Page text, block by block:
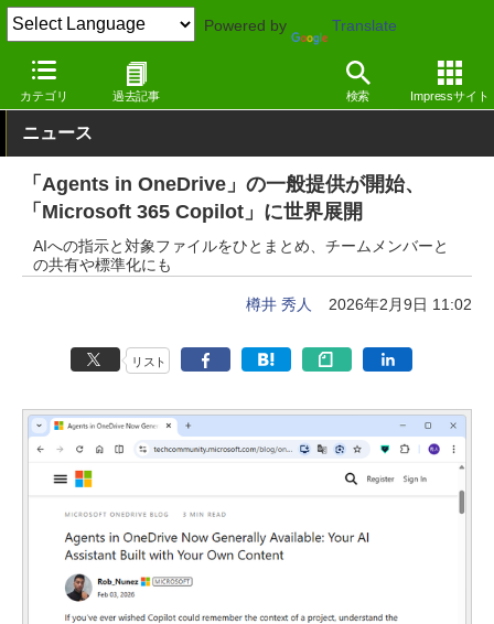
Powered by Translate
カテゴリ 過去記事 検索 Impressサイト
窓の杜 システム・ファイル Windows
ニュース
「Agents in OneDrive」の一般提供が開始、
「Microsoft 365 Copilot」に世界展開
AIへの指示と対象ファイルをひとまとめ、チームメンバーと
の共有や標準化にも
樽井 秀人 2026年2月9日 11:02
リスト